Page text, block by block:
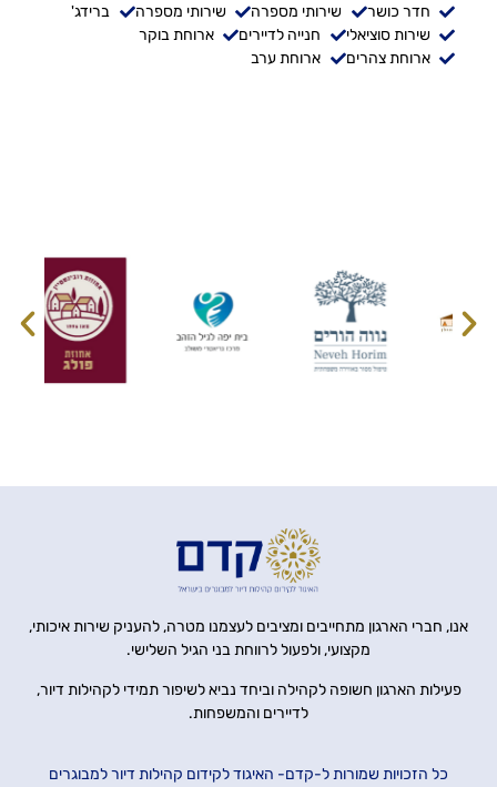
חדר כושר
שירותי מספרה שירותי מספרה
ברידג'
שירות סוציאלי
חנייה לדיירים
ארוחת בוקר
ארוחת צהרים
ארוחת ערב
אנו, חברי הארגון מתחייבים ומציבים לעצמנו מטרה, להעניק שירות איכותי,
מקצועי, ולפעול לרווחת בני הגיל השלישי.
פעילות הארגון חשופה לקהילה וביחד נביא לשיפור תמידי לקהילות דיור,
לדיירים והמשפחות.
כל הזכויות שמורות ל-קדם- האיגוד לקידום קהילות דיור למבוגרים